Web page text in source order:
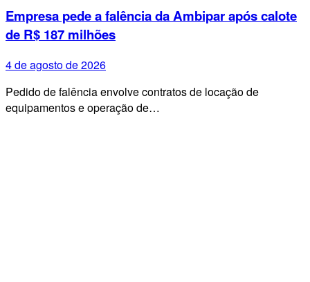
Empresa pede a falência da Ambipar após calote
de R$ 187 milhões
4 de agosto de 2026
Pedido de falência envolve contratos de locação de
equipamentos e operação de…